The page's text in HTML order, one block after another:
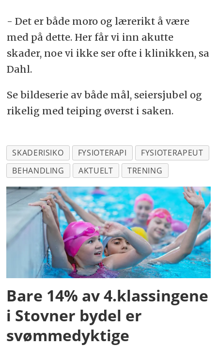
- Det er både moro og lærerikt å være
med på dette. Her får vi inn akutte
skader, noe vi ikke ser ofte i klinikken, sa
Dahl.
Se bildeserie av både mål, seiersjubel og
rikelig med teiping øverst i saken.
SKADERISIKO FYSIOTERAPI
FYSIOTERAPEUT
BEHANDLING
AKTUELT TRENING
Bare 14% av 4.klassingene
i Stovner bydel er
svømmedyktige